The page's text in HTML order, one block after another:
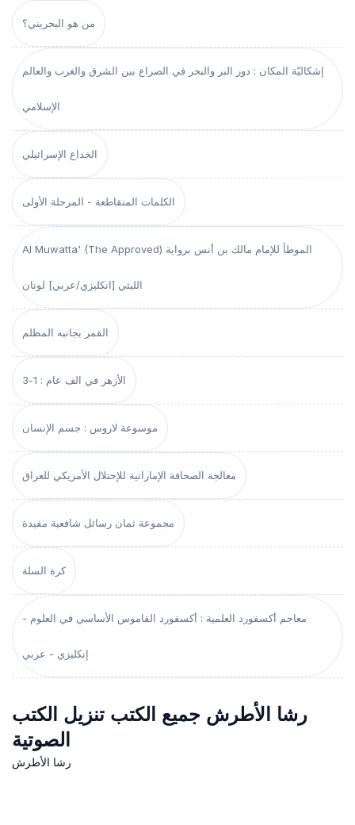
من هو البحريني؟
إشكاليّة المكان : دور البر والبحر في الصراع بين الشرق والغرب والعالم
الإسلامي
الخداع الإسرائيلي
الكلمات المتقاطعة - المرحلة الأولى
Al Muwatta' (The Approved) الموطأ للإمام مالك بن أنس برواية
الليثي [انكليزي/عربي] لونان
القمر بجانبه المظلم
الأزهر في الف عام : 1-3
موسوعة لاروس : جسم الإنسان
معالجة الصحافة الإماراتية للإحتلال الأمريكي للعراق
مجموعة ثمان رسائل شافعية مفيدة
كرة السلة
معاجم أكسفورد العلمية : أكسفورد القاموس الأساسي في العلوم -
إنكليزي - عربي
رشا الأطرش جميع الكتب تنزيل الكتب
الصوتية
رشا الأطرش